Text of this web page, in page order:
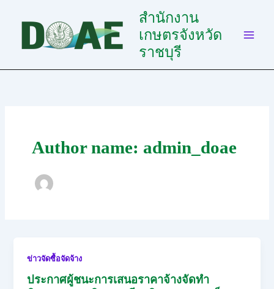
สำนักงาน
เกษตรจังหวัด
ราชบุรี
Author name: admin_doae
ข่าวจัดซื้อจัดจ้าง
ประกาศผู้ชนะการเสนอราคาจ้างจัดทำ